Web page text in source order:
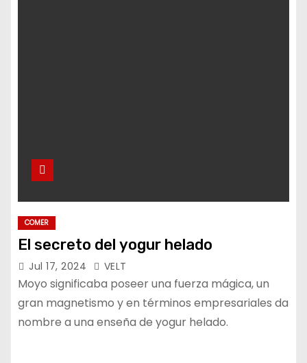
COMER
El secreto del yogur helado
Jul 17, 2024 VELT
Moyo significaba poseer una fuerza mágica, un
gran magnetismo y en términos empresariales da
nombre a una enseña de yogur helado.